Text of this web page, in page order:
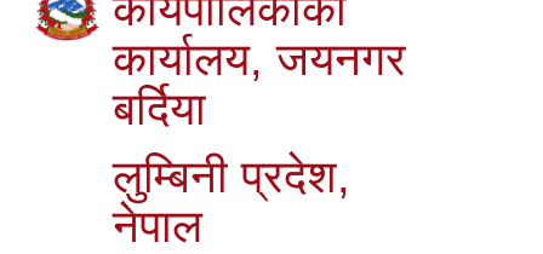
कार्यालय, जयनगर
बर्दिया
लुम्बिनी प्रदेश,
नेपाल